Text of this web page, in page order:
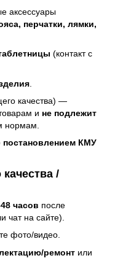
аксессуары
перчатки, лямки,
(контакт с
качества) —
и не подлежит
нормам.
постановлением КМУ
/
часов после
чат на сайте).
фото/видео.
ремонт или